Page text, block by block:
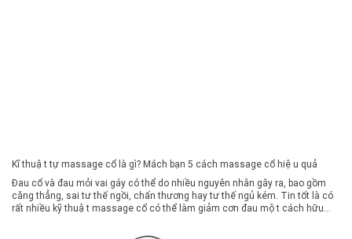
Kĩ thuật tự massage cổ là gì? Mách bạn 5 cách massage cổ hiệu quả
Đau cổ và đau mỏi vai gáy có thể do nhiều nguyên nhân gây ra, bao gồm
căng thẳng, sai tư thế ngồi, chấn thương hay tư thế ngủ kém. Tin tốt là có
rất nhiều kỹ thuật massage cổ có thể làm giảm cơn đau một cách hữu